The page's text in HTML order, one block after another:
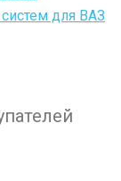
для ВАЗ